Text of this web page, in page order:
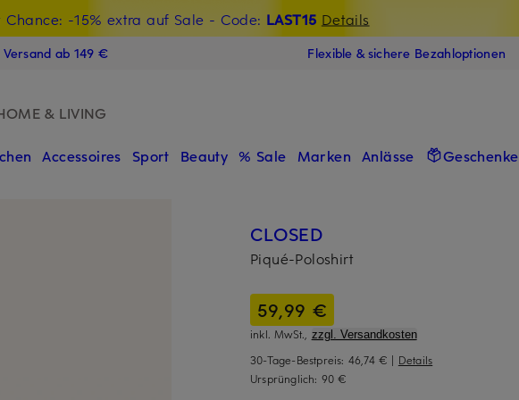
Chance: -15% extra auf Sale - Code: LAST15 Details
Willkommensgutschein mit Beyond sichern
ab 149 € Flexible & sichere Bezahloptionen
& LIVING
Accessoires Sport Beauty % Sale Marken Anlässe Geschenke
CLOSED
Piqué-Poloshirt
59,99 €
inkl. MwSt., zzgl. Versandkosten
30-Tage-Bestpreis: 46,74 € | Details
Ursprünglich: 90 €